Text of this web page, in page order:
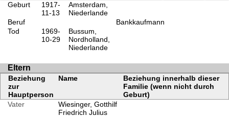
Geburt
1917-
11-13
Amsterdam,
Niederlande
Beruf
Bankkaufmann
Tod
1969-
10-29
Bussum,
Nordholland,
Niederlande
Eltern
Beziehung
zur
Hauptperson
Name
Beziehung innerhalb dieser
Familie (wenn nicht durch
Geburt)
Vater
Wiesinger, Gotthilf
Friedrich Julius